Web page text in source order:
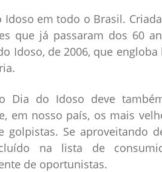
em todo o Brasil.
que já passaram dos 60
Idoso, de 2006, que engloba
Dia do Idoso deve
em nosso país, os mais
Se aproveitando
na lista de
de oportunistas.